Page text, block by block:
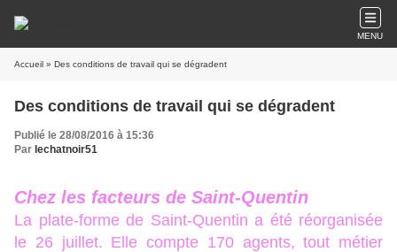
MENU
Accueil » Des conditions de travail qui se dégradent
Des conditions de travail qui se dégradent
Publié le 28/08/2016 à 15:36
Par lechatnoir51
Chez les facteurs de Saint-Quentin
La plate-forme de Saint-Quentin a été réorganisée
le 26 juillet. Elle compte 170 agents, tout métier